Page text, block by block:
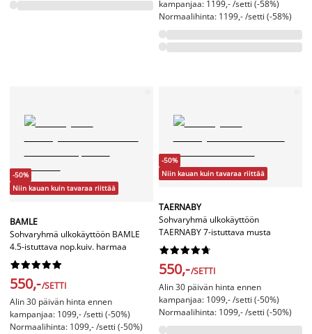
kampanjaa: 1199,- /setti (-58%)
Normaalihinta: 1199,- /setti (-58%)
-50%
Niin kauan kuin tavaraa riittää
BAMLE
Sohvaryhmä ulkokäyttöön BAMLE
4.5-istuttava nop.kuiv. harmaa






550,-/SETTI
Alin 30 päivän hinta ennen
kampanjaa: 1099,- /setti (-50%)
Normaalihinta: 1099,- /setti (-50%)
-50%
Niin kauan kuin tavaraa riittää
TAERNABY
Sohvaryhmä ulkokäyttöön
TAERNABY 7-istuttava musta






550,-/SETTI
Alin 30 päivän hinta ennen
kampanjaa: 1099,- /setti (-50%)
Normaalihinta: 1099,- /setti (-50%)